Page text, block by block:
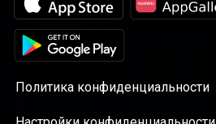
Политика конфиденциальности